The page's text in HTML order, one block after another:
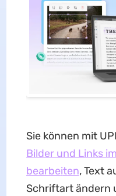
Sie können mit
Bilder und Links
bearbeiten, Text
Schriftart ändern